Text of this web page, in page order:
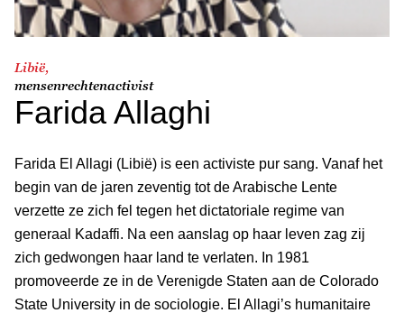
Libië,
mensenrechtenactivist
Farida Allaghi
Farida El Allagi (Libië) is een activiste pur sang. Vanaf het
begin van de jaren zeventig tot de Arabische Lente
verzette ze zich fel tegen het dictatoriale regime van
generaal Kadaffi. Na een aanslag op haar leven zag zij
zich gedwongen haar land te verlaten. In 1981
promoveerde ze in de Verenigde Staten aan de Colorado
State University in de sociologie. El Allagi’s humanitaire